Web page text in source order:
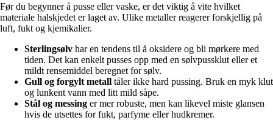
Før du begynner å pusse eller vaske, er det viktig å vite hvilket
materiale halskjedet er laget av. Ulike metaller reagerer forskjellig på
luft, fukt og kjemikalier.
Sterlingsølv har en tendens til å oksidere og bli mørkere med
tiden. Det kan enkelt pusses opp med en sølvpussklut eller et
mildt rensemiddel beregnet for sølv.
Gull og forgylt metall tåler ikke hard pussing. Bruk en myk klut
og lunkent vann med litt mild såpe.
Stål og messing er mer robuste, men kan likevel miste glansen
hvis de utsettes for fukt, parfyme eller hudkremer.